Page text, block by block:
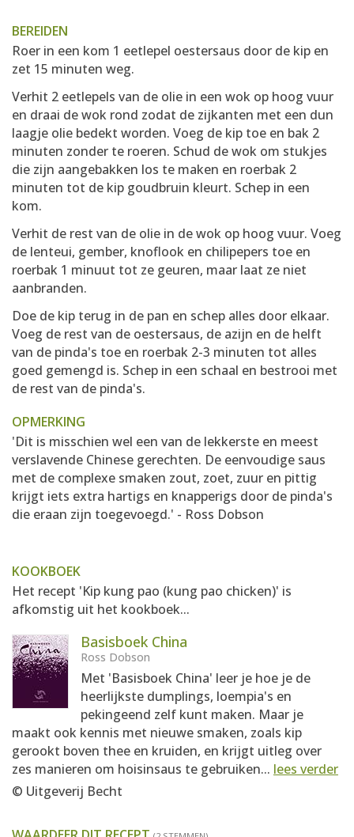
BEREIDEN
Roer in een kom 1 eetlepel oestersaus door de kip en
zet 15 minuten weg.
Verhit 2 eetlepels van de olie in een wok op hoog vuur
en draai de wok rond zodat de zijkanten met een dun
laagje olie bedekt worden. Voeg de kip toe en bak 2
minuten zonder te roeren. Schud de wok om stukjes
die zijn aangebakken los te maken en roerbak 2
minuten tot de kip goudbruin kleurt. Schep in een
kom.
Verhit de rest van de olie in de wok op hoog vuur. Voeg
de lenteui, gember, knoflook en chilipepers toe en
roerbak 1 minuut tot ze geuren, maar laat ze niet
aanbranden.
Doe de kip terug in de pan en schep alles door elkaar.
Voeg de rest van de oestersaus, de azijn en de helft
van de pinda's toe en roerbak 2-3 minuten tot alles
goed gemengd is. Schep in een schaal en bestrooi met
de rest van de pinda's.
OPMERKING
'Dit is misschien wel een van de lekkerste en meest
verslavende Chinese gerechten. De eenvoudige saus
met de complexe smaken zout, zoet, zuur en pittig
krijgt iets extra hartigs en knapperigs door de pinda's
die eraan zijn toegevoegd.' - Ross Dobson
KOOKBOEK
Het recept 'Kip kung pao (kung pao chicken)' is
afkomstig uit het kookboek...
Basisboek China
Ross Dobson
Met 'Basisboek China' leer je hoe je de
heerlijkste dumplings, loempia's en
pekingeend zelf kunt maken. Maar je
maakt ook kennis met nieuwe smaken, zoals kip
gerookt boven thee en kruiden, en krijgt uitleg over
zes manieren om hoisinsaus te gebruiken... lees verder
© Uitgeverij Becht